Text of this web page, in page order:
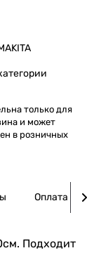
только для
и может
в розничных
Оплата
Подходит